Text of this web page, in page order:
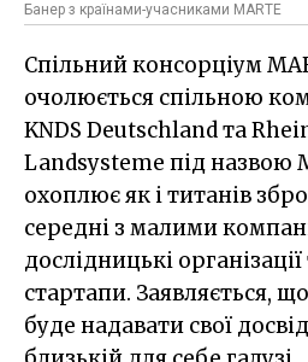
Банер з країнами-учасниками MARTE
Спільний консорціум
очолюється спільною
KNDS Deutschland та
Landsysteme під назвою
охоплює як і титанів
середні з малими
дослідницькі організації
стартапи. Заявляється,
буде надавати свої